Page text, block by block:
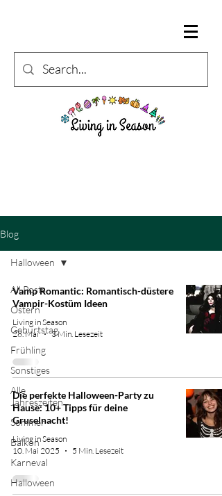
Blog
All Posts
Ostern
Geburtstag
Frühling
Sonstiges
Alle
Jahreszeiten
Sommer
Balkon
Karneval
Halloween
Halloween
Vamp Romantic: Romantisch-düstere
Vampir-Kostüm Ideen
Living in Season
28. Mai
3 Min. Lesezeit
Die perfekte Halloween-Party zu
Hause: 10+ Tipps für deine
Gruselnacht!
Living in Season
10. Mai 2025
5 Min. Lesezeit